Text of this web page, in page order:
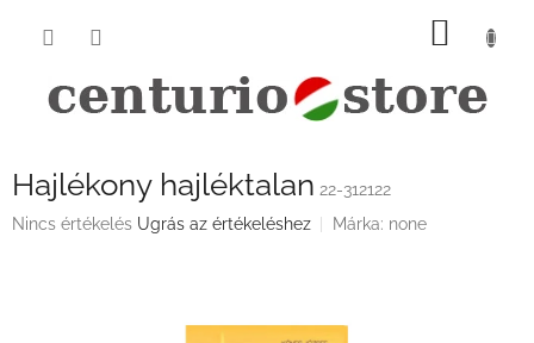
KOSÁR
Hajlékony hajléktalan 22-312122
A
Nincs értékelés Ugrás az értékeléshez Márka: none